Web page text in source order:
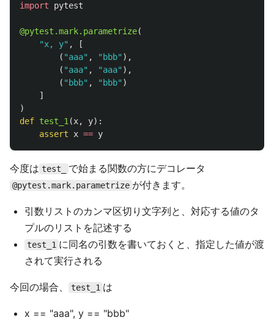
import pytest
@pytest.mark.parametrize(
"x, y" ,
[
( "aaa" , " bbb" ),
( "aaa" , "aaa" ),
( " bbb" , " bbb" )
]
)
def test_1 (x, y):
assert
x == y
今度は test_ で始まる関数の方にデコレータ
@pytest.mark.parametrize が付きます。
引数リストのカンマ区切り文字列と、対応する値のタ
プルのリストを記述する
test_1 に同名の引数を書いておくと、指定した値が渡
されて実行される
今回の場合、 test_1 は
x == "aaa", y == "bbb"